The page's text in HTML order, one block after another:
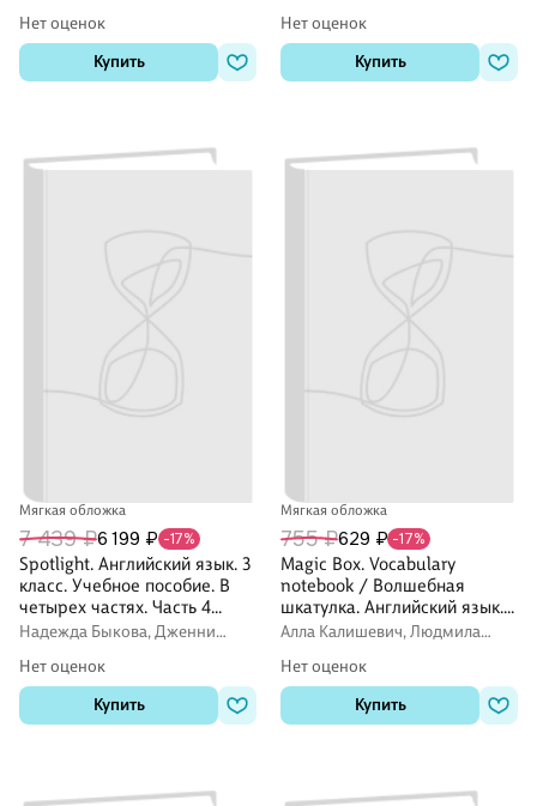
Нет оценок
Купить
Нет оценок
Купить
Мягкая обложка
7 439 ₽6 199 ₽ -17%
Spotlight. Английский язык. 3
класс. Учебное пособие. В
четырех частях. Часть 4
(версия для слабовидящих).
Надежда Быкова, Дженни
Нет оценок
Купить
Мягкая обложка
755 ₽629 ₽ -17%
Magic Box. Vocabulary
notebook / Волшебная
шкатулка. Английский язык.
3-4 классы. Тетрадь-
Алла Калишевич, Людмила
Нет оценок
Купить